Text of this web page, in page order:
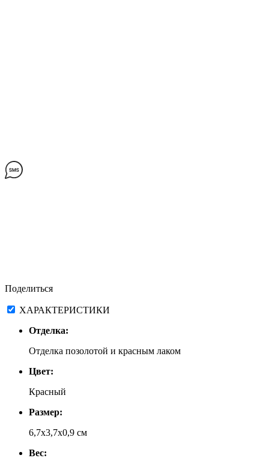
Поделиться
ХАРАКТЕРИСТИКИ
Отделка:
Отделка позолотой и красным лаком
Цвет:
Красный
Размер:
6,7х3,7х0,9 см
Вес: